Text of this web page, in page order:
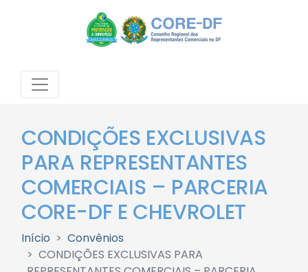
CONDIÇÕES EXCLUSIVAS
PARA REPRESENTANTES
COMERCIAIS – PARCERIA
CORE-DF E CHEVROLET
Início
Convênios
CONDIÇÕES EXCLUSIVAS PARA